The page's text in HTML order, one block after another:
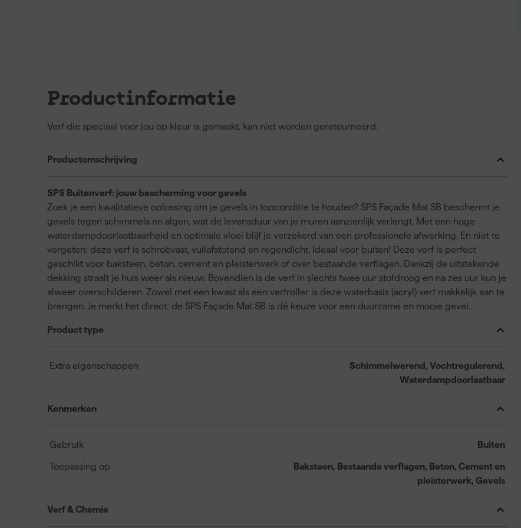
Productinformatie
Verf die speciaal voor jou op kleur is gemaakt, kan niet worden geretourneerd.
Productomschrijving
SPS Buitenverf: jouw bescherming voor gevels
Zoek je een kwalitatieve oplossing om je gevels in topconditie te houden? SPS Façade Mat SB beschermt je
gevels tegen schimmels en algen, wat de levensduur van je muren aanzienlijk verlengt. Met een hoge
waterdampdoorlaatbaarheid en optimale vloei blijf je verzekerd van een professionele afwerking. En niet te
vergeten: deze verf is schrobvast, vuilafstotend en regendicht. Ideaal voor buiten! Deze verf is perfect
geschikt voor baksteen, beton, cement en pleisterwerk of over bestaande verflagen. Dankzij de uitstekende
dekking straalt je huis weer als nieuw. Bovendien is de verf in slechts twee uur stofdroog en na zes uur kun je
alweer overschilderen. Zowel met een kwast als een verfroller is deze waterbasis (acryl) verf makkelijk aan te
brengen. Je merkt het direct: de SPS Façade Mat SB is dé keuze voor een duurzame en mooie gevel.
Product type
Extra eigenschappen
Schimmelwerend, Vochtregulerend,
Waterdampdoorlaatbaar
Kenmerken
Gebruik Buiten
Toepassing op
Baksteen, Bestaande verflagen, Beton, Cement en
pleisterwerk, Gevels
Verf & Chemie